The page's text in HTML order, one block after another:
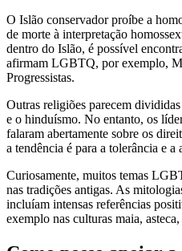
O Islão conservador proíbe a
de morte à interpretação
dentro do Islão, é possível
afirmam LGBTQ, por exemplo,
Progressistas.
Outras religiões parecem
e o hinduísmo. No entanto, os
falaram abertamente sobre os
a tendência é para a tolerância e a
Curiosamente, muitos temas
nas tradições antigas. As
incluíam intensas referências
exemplo nas culturas maia,